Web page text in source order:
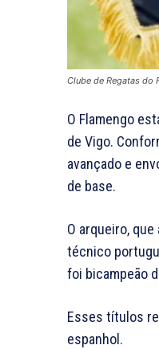
Clube de Regatas do
O Flamengo
de Vigo.
avançado e
de base.
O arqueiro,
técnico
foi bicampeão
Esses títulos
espanhol.